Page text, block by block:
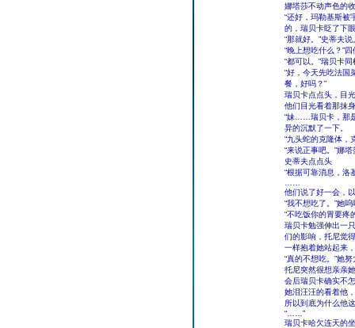
娜塔莎不动声色的
“还好，玛勒基斯被
的，瑞贝卡眨了下
“那就好。”史蒂夫说
“晚上想吃什么？”
“都可以。”瑞贝卡
“好，今天先吃法国
餐，好吗？”
瑞贝卡点点头，目
他们目光看着那抹
“妹……瑞贝卡，那
异的沉默了一下。
“九头蛇的克隆体，
“来说正事吧。”娜
史蒂夫点点头
“根据可靠消息，洛
他们说了好一会，
“我不想吃了。”她
“不吃饭你的胃要疼
瑞贝卡勉强伸出一
们的影响，托尼觉
一样抱着她站起来
“真的不想吃。”她
托尼突然很想亲亲
会后瑞贝卡确实不
她泪汪汪的看着他
所以到底为什么他
“……”
瑞贝卡哈欠连天的